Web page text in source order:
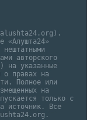
«Алушта24»
авторского
на указанные
о правах на
Полное или
на
только с
источник. Все